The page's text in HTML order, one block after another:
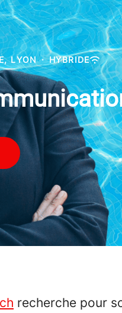
LYON · HYBRIDE
recherche pour